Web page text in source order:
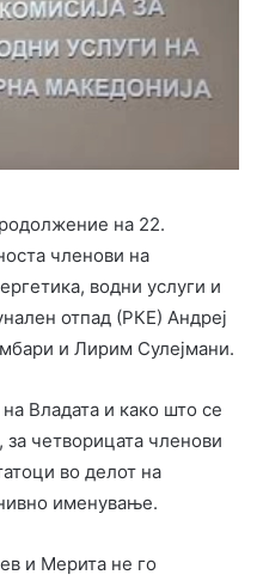
на 22.
членови на
водни услуги и
отпад (РКЕ) Андреј
и Лирим Сулејмани.
Владата и како што се
четворицата членови
во делот на
именување.
и Мерита не го